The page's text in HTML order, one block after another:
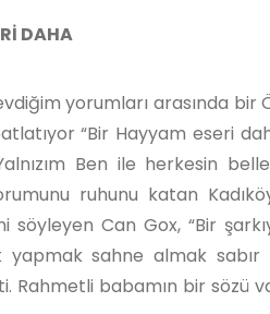
DAHA
yorumları arasında
“Bir Hayyam eseri
Ben ile herkesin
ruhunu katan
söyleyen Can Gox, “Bir
yapmak sahne almak
Rahmetli babamın bir sözü